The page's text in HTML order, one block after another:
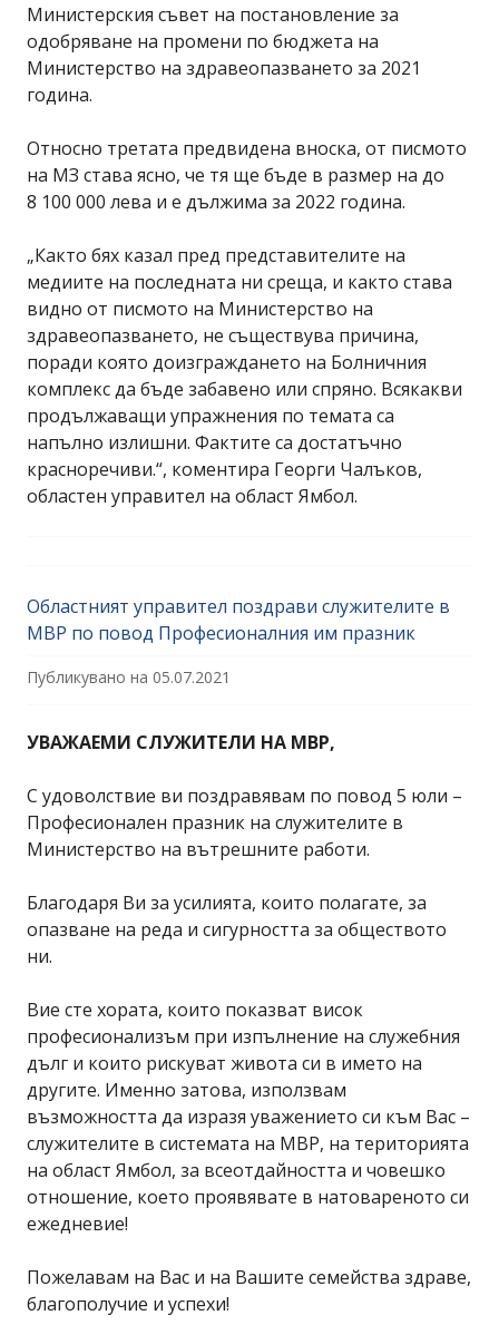
Министерския съвет на постановление за
одобряване на промени по бюджета на
Министерство на здравеопазването за 2021
година.
Относно третата предвидена вноска, от писмото
на МЗ става ясно, че тя ще бъде в размер на до
8 100 000 лева и е дължима за 2022 година.
„Както бях казал пред представителите на
медиите на последната ни среща, и както става
видно от писмото на Министерство на
здравеопазването, не съществува причина,
поради която доизграждането на Болничния
комплекс да бъде забавено или спряно. Всякакви
продължаващи упражнения по темата са
напълно излишни. Фактите са достатъчно
красноречиви.“, коментира Георги Чалъков,
областен управител на област Ямбол.
Областният управител поздрави служителите в
МВР по повод Професионалния им празник
Публикувано на 05.07.2021
УВАЖАЕМИ СЛУЖИТЕЛИ НА МВР,
С удоволствие ви поздравявам по повод 5 юли –
Професионален празник на служителите в
Министерство на вътрешните работи.
Благодаря Ви за усилията, които полагате, за
опазване на реда и сигурността за обществото
ни.
Вие сте хората, които показват висок
професионализъм при изпълнение на служебния
дълг и които рискуват живота си в името на
другите. Именно затова, използвам
възможността да изразя уважението си към Вас –
служителите в системата на МВР, на територията
на област Ямбол, за всеотдайността и човешко
отношение, което проявявате в натовареното си
ежедневие!
Пожелавам на Вас и на Вашите семейства здраве,
благополучие и успехи!